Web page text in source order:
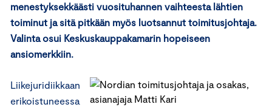
menestyksekkäästi vuosituhannen vaihteesta lähtien
toiminut ja sitä pitkään myös luotsannut toimitusjohtaja.
Valinta osui Keskuskauppakamarin hopeiseen
ansiomerkkiin.
Liikejuridiikkaan
erikoistuneessa